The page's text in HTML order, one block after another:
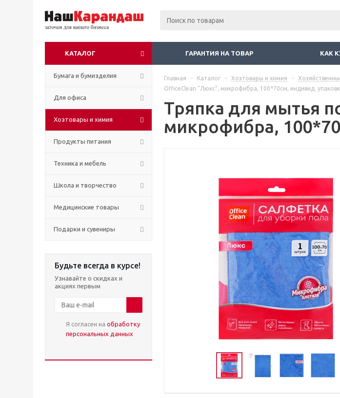
КАТАЛОГ ГАРАНТИЯ НА ТОВАР КАК
Бумага и бумизделия
Для офиса
Хозтовары и химия
Продукты питания
Техника и мебель
Школа и творчество
Медицинские товары
Подарки и сувениры
Будьте всегда в курсе!
Узнавайте о скидках и
акциях первым
Я согласен на обработку
персональных данных
Главная - Каталог - Хозтовары и химия -
OfficeClean "Люкс", микрофибра, 100*70см, индивид.
Тряпка для мытья
микрофибра,